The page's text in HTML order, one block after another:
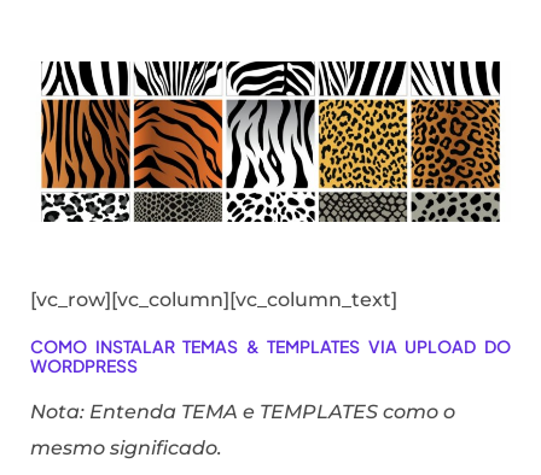
[vc_row][vc_column][vc_column_text]
COMO INSTALAR TEMAS & TEMPLATES VIA UPLOAD DO
WORDPRESS
Nota: Entenda TEMA e TEMPLATES como o
mesmo significado.